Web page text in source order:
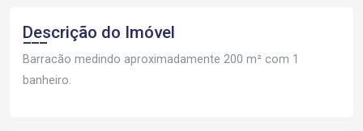
Descrição do Imóvel
Barracão medindo aproximadamente 200 m² com 1
banheiro.